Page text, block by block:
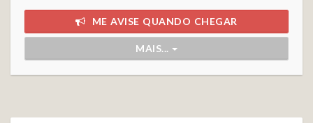
ME AVISE QUANDO CHEGAR
MAIS...